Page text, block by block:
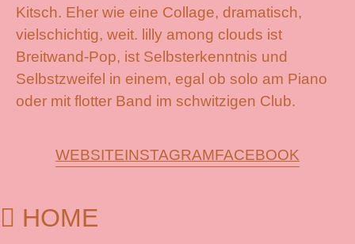
Kitsch. Eher wie eine Collage, dramatisch,
vielschichtig, weit. lilly among clouds ist
Breitwand-Pop, ist Selbsterkenntnis und
Selbstzweifel in einem, egal ob solo am Piano
oder mit flotter Band im schwitzigen Club.
WEBSITEINSTAGRAMFACEBOOK
HOME